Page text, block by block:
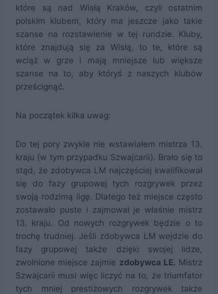
które są nad Wisłą Kraków, czyli ostatnim
polskim klubem, który ma jeszcze jako takie
szanse na rozstawienie w tej rundzie. Kluby,
które znajdują się za Wisłą, to te, które są
wciąż w grze i mają mniejsze lub większe
szanse na to, aby któryś z naszych klubów
prześcignąć.
Na początek kilka uwag:
Do tej pory zwykle nie wstawiałem mistrza 13.
kraju (w tym przypadku Szwajcarii). Brało się to
stąd, że zdobywca LM najczęściej kwalifikował
się do fazy grupowej tych rozgrywek przez
swoją rodzimą ligę. Dlatego też miejsce często
zostawało puste i zajmował je właśnie mistrz
13. kraju. Od nowych rozgrywek będzie o to
trochę trudniej. Jeśli zdobywca LM wejdzie do
fazy grupowej także dzięki swojej lidze,
zwolnione miejsce zajmie zdobywca LE. Mistrz
Szwajcarii musi więc liczyć na to, że triumfator
tych mniej prestiżowych rozgrywek także